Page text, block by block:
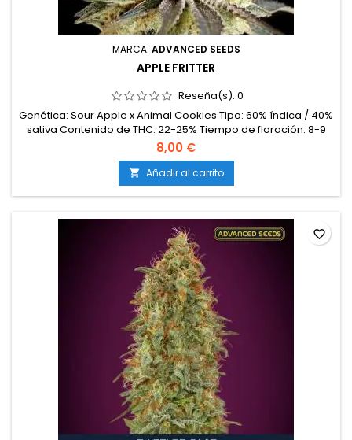
MARCA: ADVANCED SEEDS
APPLE FRITTER
Reseña(s): 0
Genética: Sour Apple x Animal Cookies Tipo: 60% índica / 40%
sativa Contenido de THC: 22-25% Tiempo de floración: 8-9
semanas en interior Producción en interior: 500-600 g/m²
Producción en exterior: 600-800 g/planta Altura: 90-120 cm
en interior; hasta 200 cm en exterior Aromas y
sabores: Manzana horneada, pastel dulce, terroso y
ligeramente especiado...
8,00 €
 Añadir al carrito
favorite_border